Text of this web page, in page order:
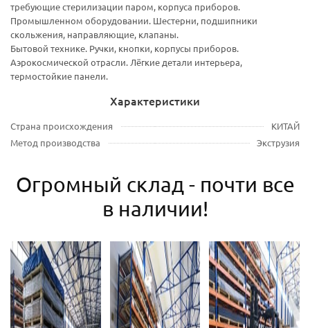
требующие стерилизации паром, корпуса приборов.
Промышленном оборудовании. Шестерни, подшипники
скольжения, направляющие, клапаны.
Бытовой технике. Ручки, кнопки, корпусы приборов.
Аэрокосмической отрасли. Лёгкие детали интерьера,
термостойкие панели.
Характеристики
Страна происхождения
КИТАЙ
Метод производства
Экструзия
Огромный склад - почти все
в наличии!